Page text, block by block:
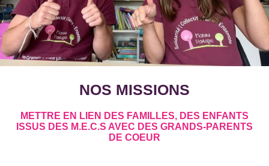
NOS MISSIONS
METTRE EN LIEN DES FAMILLES, DES ENFANTS
ISSUS DES M.E.C.S AVEC DES GRANDS-PARENTS
DE COEUR